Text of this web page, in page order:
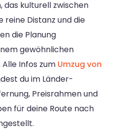
das kulturell zwischen
reine Distanz und die
die Planung
gewöhnlichen
Infos zum Umzug von
du im Länder-
Preisrahmen und
für deine Route nach